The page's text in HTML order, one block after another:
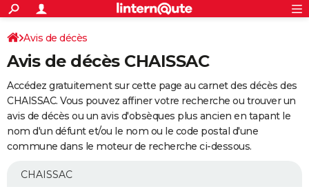
ACTUALITÉS
Politique
Société
Faits Divers
Education
Monde
Villes
+
SPORT
Coupe du monde 2026
Football
Tennis
Cyclisme
Rugby
Forum
Programme TV
TNT
Streaming
Cinéma
Sorties cinéma
Musique
+
FINANCE
Retraite
Epargne
Immobilier
Risques naturels par ville
Banque
Assurance
AUTO
Essais
Réserver un essai
Citadines
Berlines
SUV
Forum auto
+
Mobiles
Meilleur smartphone
Internet
Ordinateurs
Jeux vidéo
Guide high-tech
Avis de décès
Avis de décès CHAISSAC
Accédez gratuitement sur cette page au carnet des décès des
CHAISSAC. Vous pouvez affiner votre recherche ou trouver un
avis de décès ou un avis d'obsèques plus ancien en tapant le
nom d'un défunt et/ou le nom ou le code postal d'une
commune dans le moteur de recherche ci-dessous.